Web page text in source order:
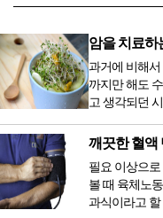
암을 치료하
과거에 비해
까지만 해도
고 생각되던
오면서 암을
자 치료를 받
있는 나라에
전립선암 환자
치료 범위가
깨끗한 혈액
필요 이상으
볼 때 육체노
과식이라고 할